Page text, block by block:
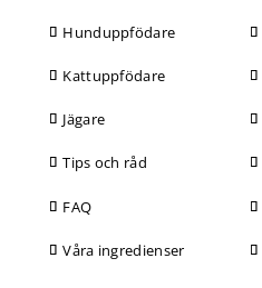
Hunduppfödare
Kattuppfödare
Jägare
Tips och råd
FAQ
Våra ingredienser